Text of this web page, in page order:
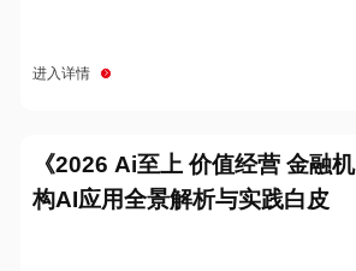
进入详情
《2026 Ai至上 价值经营 金融机
构AI应用全景解析与实践白皮